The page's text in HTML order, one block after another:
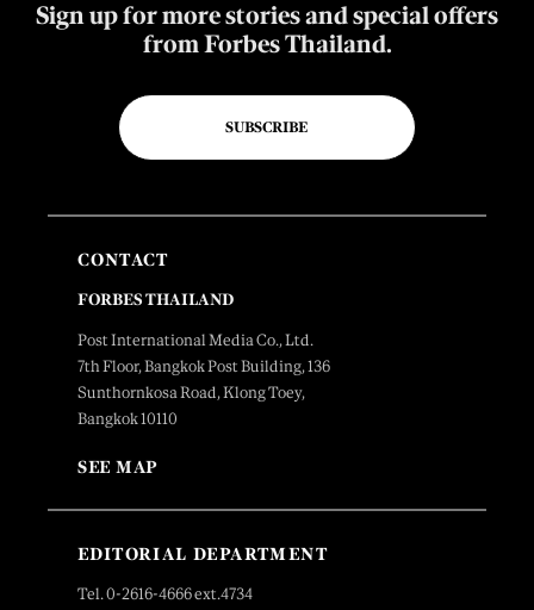
Sign up for more stories and special offers
from Forbes Thailand.
SUBSCRIBE
CONTACT
FORBES THAILAND
Post International Media Co., Ltd.
7th Floor, Bangkok Post Building, 136
Sunthornkosa Road, Klong Toey,
Bangkok 10110
SEE MAP
EDITORIAL DEPARTMENT
Tel. 0-2616-4666 ext.4734